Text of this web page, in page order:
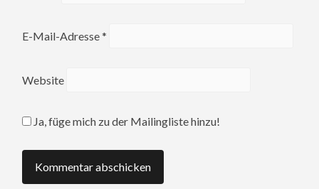
E-Mail-Adresse*
Website
Ja, füge mich zu der Mailingliste hinzu!